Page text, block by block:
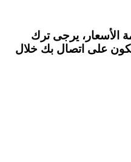
الأسعار، يرجى ترك
على اتصال بك خلال